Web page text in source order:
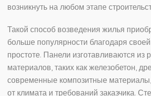
возникнуть на любом этапе
Такой способ возведения жилья
больше популярности благодаря
простоте. Панели изготавливаются из
материалов, таких как железобетон,
современные композитные
от климата и требований заказчика.